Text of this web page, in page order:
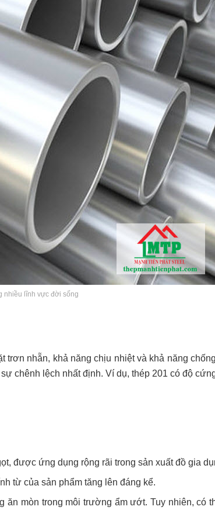
nhiều lĩnh vực đời sống
nhẵn, khả năng chịu nhiệt và khả năng
chênh lệch nhất định. Ví dụ, thép 201 có độ
được ứng dụng rộng rãi trong sản xuất đồ gia
từ của sản phẩm tăng lên đáng kể.
mòn trong môi trường ẩm ướt. Tuy nhiên, có